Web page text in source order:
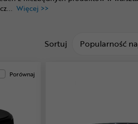
... Więcej >>
Sortuj Sortuj od
Popularność
Porównaj